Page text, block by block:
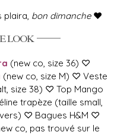
plaira, bon dimanche♥
(new co, size 36) ♡
(new co, size M) ♡ Veste
size 38) ♡ Top Mango
trapèze (taille small,
♡ Bagues H&M ♡
co, pas trouvé sur le